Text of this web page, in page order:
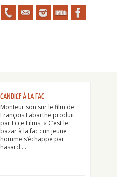
CANDICE À LA FAC
Monteur son sur le film de
François Labarthe produit
par Ecce Films. « C’est le
bazar à la fac : un jeune
homme s’échappe par
hasard …